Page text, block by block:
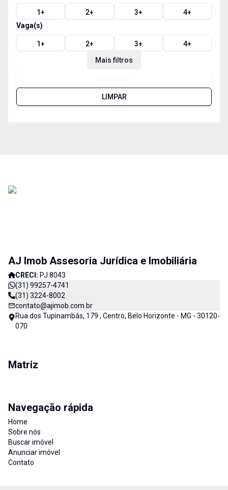
1+ 2+ 3+ 4+
Vaga(s)
1+ 2+ 3+ 4+
Mais filtros
LIMPAR
AJ Imob Assesoria Jurídica e Imobiliária
CRECI: PJ 8043
(31) 99257-4741
(31) 3224-8002
contato@ajimob.com.br
Rua dos Tupinambás, 179 , Centro, Belo Horizonte - MG - 30120-
070
Matriz
Navegação rápida
Home
Sobre nós
Buscar imóvel
Anunciar imóvel
Contato